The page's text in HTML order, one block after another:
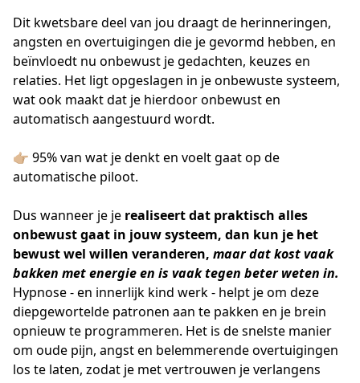
Dit kwetsbare deel van jou draagt de herinneringen,
angsten en overtuigingen die je gevormd hebben, en
beïnvloedt nu onbewust je gedachten, keuzes en
relaties. Het ligt opgeslagen in je onbewuste systeem,
wat ook maakt dat je hierdoor onbewust en
automatisch aangestuurd wordt.
👉🏼 95% van wat je denkt en voelt gaat op de
automatische piloot.
Dus wanneer je je realiseert dat praktisch alles
onbewustgaat in jouw systeem, dan kun je het
bewustwel willen veranderen, maar dat kost vaak
bakken met energie en is vaak tegen beter weten in.
Hypnose - en innerlijk kind werk - helpt je om deze
diepgewortelde patronen aan te pakken en je brein
opnieuw te programmeren. Het is de snelste manier
om oude pijn, angst en belemmerende overtuigingen
los te laten, zodat je met vertrouwen je verlangens